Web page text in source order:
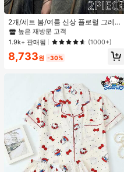
9
2개/세트 봄/여름 신상 플로럴 그레이
+ 블랙 반팔 티셔츠, 여성 슬림핏 솔리
드 컬러 언더셔츠 캐주얼
높은 재방문 고객
#2 TOP 3위 에서 사무실 오피스 티
높은 재방문 고객
#2 TOP 3위 에서 사무실 오피스 티
높은 재방문 고객
#2 TOP 3위 에서 사무실 오피스 티
높은 재방문 고객
1.9k+ 판매됨 (1000+)
8,733원 -30%